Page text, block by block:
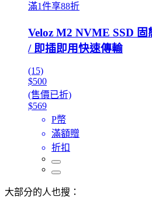
滿1件享88折
Veloz M2 NVME SSD 固
/ 即插即用快速傳輸
(15)
$500
(售價已折)
$569
P幣
滿額贈
折扣
大部分的人也搜：